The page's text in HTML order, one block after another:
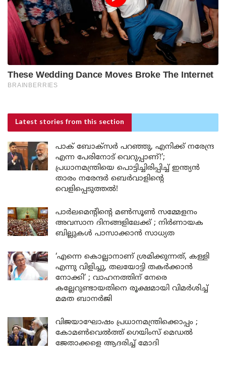
Latest stories from this section
പാക് ബോക്സർ പറഞ്ഞു, എനിക്ക് നരേന്ദ്ര
എന്ന പേരിനോട് വെറുപ്പാണ്!’;
പ്രധാനമന്ത്രിയെ പൊട്ടിച്ചിരിപ്പിച്ച് ഇന്ത്യൻ
താരം നരേന്ദർ ബെർവാളിന്റെ
വെളിപ്പെടുത്തൽ!
പാർലമെന്റിന്റെ മൺസൂൺ സമ്മേളനം
അവസാന ദിനങ്ങളിലേക്ക് ; നിർണായക
ബില്ലുകൾ പാസാക്കാൻ സാധ്യത
‘എന്നെ കൊല്ലാനാണ് ശ്രമിക്കുന്നത്, കള്ളി
എന്നു വിളിച്ചു, തലയോട്ടി തകർക്കാൻ
നോക്കി’ ; വാഹനത്തിന് നേരെ
കല്ലേറുണ്ടായതിനെ രൂക്ഷമായി വിമർശിച്ച്
മമത ബാനർജി
വിജയാഘോഷം പ്രധാനമന്ത്രിക്കൊപ്പം ;
കോമൺവെൽത്ത് ഗെയിംസ് മെഡൽ
ജേതാക്കളെ ആദരിച്ച് മോദി